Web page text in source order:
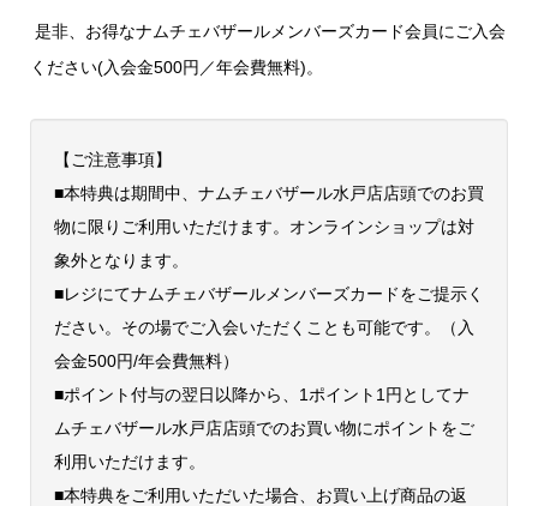
是非、お得なナムチェバザールメンバーズカード会員にご入会
ください(入会金500円／年会費無料)。
【ご注意事項】
■本特典は期間中、ナムチェバザール水戸店店頭でのお買
物に限りご利用いただけます。オンラインショップは対
象外となります。
■レジにてナムチェバザールメンバーズカードをご提示く
ださい。その場でご入会いただくことも可能です。（入
会金500円/年会費無料）
■ポイント付与の翌日以降から、1ポイント1円としてナ
ムチェバザール水戸店店頭でのお買い物にポイントをご
利用いただけます。
■本特典をご利用いただいた場合、お買い上げ商品の返